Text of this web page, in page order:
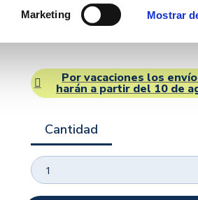
Marketing Mostrar
8,00 €
Por vacaciones los
harán a partir del 10 de
Cantidad